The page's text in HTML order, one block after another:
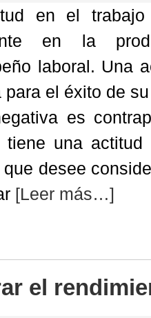
en el
en la
laboral. Una
para el éxito de
es
una actitud
desee
[Leer más…]
el